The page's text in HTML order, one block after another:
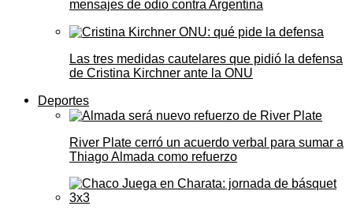
mensajes de odio contra Argentina
Las tres medidas cautelares que pidió la defensa
de Cristina Kirchner ante la ONU
Deportes
River Plate cerró un acuerdo verbal para sumar a
Thiago Almada como refuerzo